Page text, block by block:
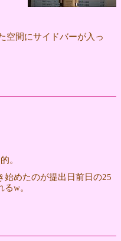
空間にサイドバーが入っ
。
始めたのが提出日前日の25
w。